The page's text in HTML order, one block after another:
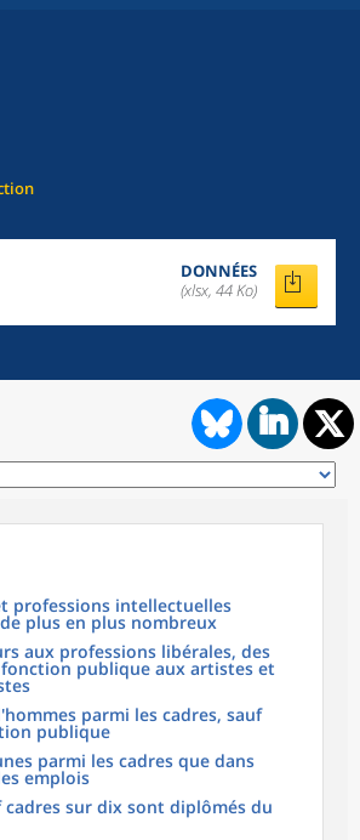
DONNÉES
(xlsx, 44 Ko)
professions intellectuelles
plus en plus nombreux
aux professions libérales, des
fonction publique aux artistes et
parmi les cadres, sauf
publique
parmi les cadres que dans
emplois
cadres sur dix sont diplômés du